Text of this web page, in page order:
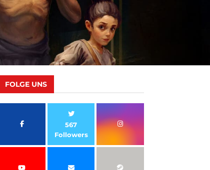
FOLGE UNS
567
Followers